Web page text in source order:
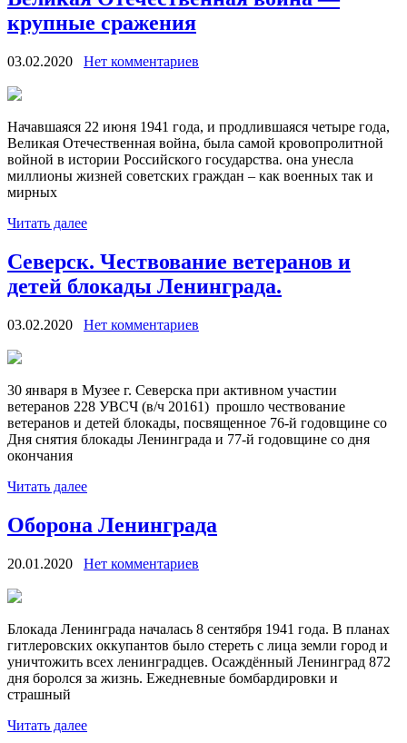
крупные сражения
03.02.2020 Нет комментариев
Начавшаяся 22 июня 1941 года, и продлившаяся четыре года,
Великая Отечественная война, была самой кровопролитной
войной в истории Российского государства. она унесла
миллионы жизней советских граждан – как военных так и
мирных
Читать далее
Северск. Чествование ветеранов и
детей блокады Ленинграда.
03.02.2020 Нет комментариев
30 января в Музее г. Северска при активном участии
ветеранов 228 УВСЧ (в/ч 20161) прошло чествование
ветеранов и детей блокады, посвященное 76-й годовщине со
Дня снятия блокады Ленинграда и 77-й годовщине со дня
окончания
Читать далее
Оборона Ленинграда
20.01.2020 Нет комментариев
Блокада Ленинграда началась 8 сентября 1941 года. В планах
гитлеровских оккупантов было стереть с лица земли город и
уничтожить всех ленинградцев. Осаждённый Ленинград 872
дня боролся за жизнь. Ежедневные бомбардировки и
страшный
Читать далее